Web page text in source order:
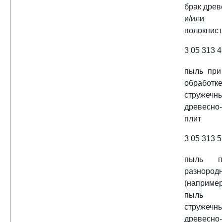
брак
и/или
3 05 313
пыль при
плит
3 05 313
пыль
пыль